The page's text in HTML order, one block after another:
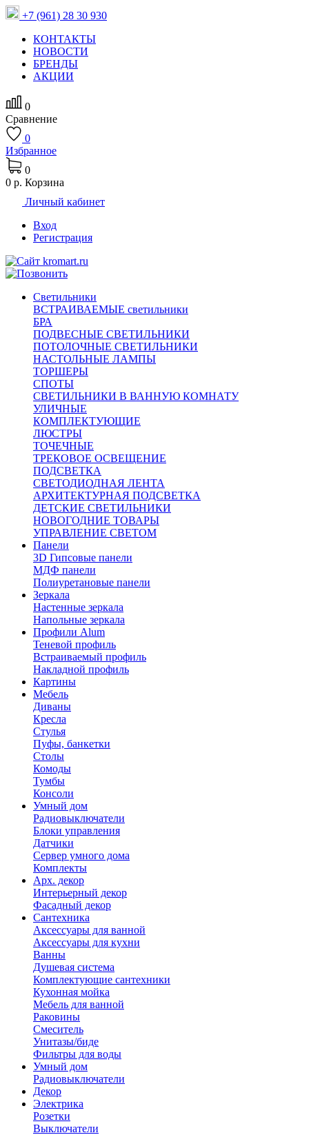
+7 (961) 28 30 930
КОНТАКТЫ
НОВОСТИ
БРЕНДЫ
АКЦИИ
0
Сравнение
0
Избранное
0
0 р. Корзина
Личный кабинет
Вход
Регистрация
Светильники
ВСТРАИВАЕМЫЕ светильники
БРА
ПОДВЕСНЫЕ СВЕТИЛЬНИКИ
ПОТОЛОЧНЫЕ СВЕТИЛЬНИКИ
НАСТОЛЬНЫЕ ЛАМПЫ
ТОРШЕРЫ
СПОТЫ
СВЕТИЛЬНИКИ В ВАННУЮ КОМНАТУ
УЛИЧНЫЕ
КОМПЛЕКТУЮЩИЕ
ЛЮСТРЫ
ТОЧЕЧНЫЕ
ТРЕКОВОЕ ОСВЕЩЕНИЕ
ПОДСВЕТКА
СВЕТОДИОДНАЯ ЛЕНТА
АРХИТЕКТУРНАЯ ПОДСВЕТКА
ДЕТСКИЕ СВЕТИЛЬНИКИ
НОВОГОДНИЕ ТОВАРЫ
УПРАВЛЕНИЕ СВЕТОМ
Панели
3D Гипсовые панели
МДФ панели
Полиуретановые панели
Зеркала
Настенные зеркала
Напольные зеркала
Профили Alum
Теневой профиль
Встраиваемый профиль
Накладной профиль
Картины
Мебель
Диваны
Кресла
Стулья
Пуфы, банкетки
Столы
Комоды
Тумбы
Консоли
Умный дом
Радиовыключатели
Блоки управления
Датчики
Сервер умного дома
Комплекты
Арх. декор
Интерьерный декор
Фасадный декор
Сантехника
Аксессуары для ванной
Аксессуары для кухни
Ванны
Душевая система
Комплектующие сантехники
Кухонная мойка
Мебель для ванной
Раковины
Смеситель
Унитазы/биде
Фильтры для воды
Умный дом
Радиовыключатели
Декор
Электрика
Розетки
Выключатели